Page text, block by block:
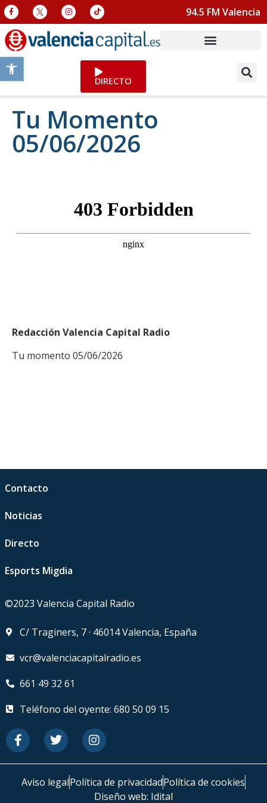
Abrir barra de herramientas
94.5 FM Valencia
DIRECTO
Tu Momento
05/06/2026
Redacción Valencia Capital Radio
Tu momento 05/06/2026
Contacto
Noticias
Directo
Esports Migdia
©2023 Valencia Capital Radio
C/ Traginers, 7 · 46014 Valencia, España
vcr@valenciacapitalradio.es
661 49 32 61
Teléfono del oyente: 680 50 09 15
Aviso legalPolítica de privacidadPolítica de cookies
Diseño web: Idital